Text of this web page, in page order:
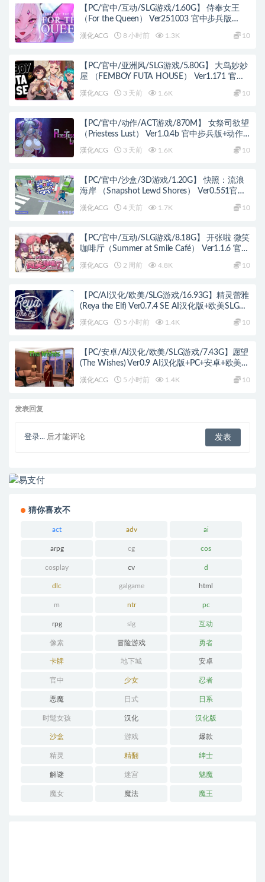
【PC/官中/互动/SLG游戏/1.60G】 侍奉女王
（For the Queen） Ver251003 官中步兵版
漢化ACG 8 小时前 1.3K 10
【PC/官中/亚洲风/SLG游戏/5.80G】 大鸟妙妙
屋 （FEMBOY FUTA HOUSE） Ver1.171 官中
漢化ACG 3 天前 1.6K 10
【PC/官中/动作/ACT游戏/870M】 女祭司欲望
（Priestess Lust） Ver1.0.4b 官中步兵版+动作
漢化ACG 3 天前 1.6K 10
【PC/官中/沙盒/3D游戏/1.20G】 快照：流浪
海岸 （Snapshot Lewd Shores） Ver0.551官中
漢化ACG 4 天前 1.7K 10
【PC/官中/互动/SLG游戏/8.18G】 开张啦 微笑
咖啡厅（Summer at Smile Café） Ver1.1.6 官中
漢化ACG 2 周前 4.8K 10
【PC/AI汉化/欧美/SLG游戏/16.93G】精灵蕾雅
(Reya the Elf) Ver0.7.4 SE AI汉化版+欧美SLG游
漢化ACG 5 小时前 1.4K 10
【PC/安卓/AI汉化/欧美/SLG游戏/7.43G】愿望
(The Wishes) Ver0.9 AI汉化版+PC+安卓+欧美
漢化ACG 5 小时前 1.4K 10
发表回复
登录... 后才能评论
猜你喜欢不
act adv ai
arpg cg cos
cosplay cv d
dlc galgame html
m ntr pc
rpg slg 互动
像素 冒险游戏 勇者
卡牌 地下城 安卓
官中 少女 忍者
恶魔 日式 日系
时髦女孩 汉化 汉化版
沙盒 游戏 爆款
精灵 精翻 绅士
解谜 迷宫 魅魔
魔女 魔法 魔王